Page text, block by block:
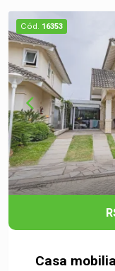
cadeirante,
comodidade.
espaçoso,
livre,
para quem
tranquilo, com
às principais
oportunidade
e venha
lhe
Cód. 16353
Casa